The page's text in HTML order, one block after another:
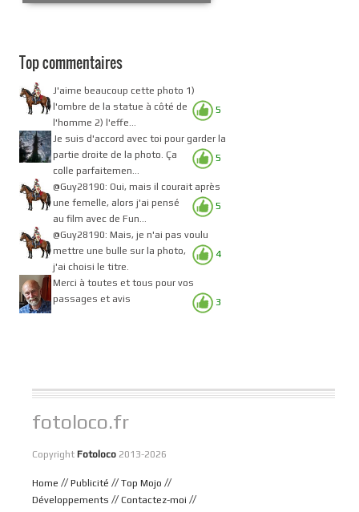
Top commentaires
5
J'aime beaucoup cette photo 1)
l'ombre de la statue à côté de
l'homme 2) l'effe...
5
Je suis d'accord avec toi pour garder la
partie droite de la photo. Ça
colle parfaitemen...
5
@Guy28190: Oui, mais il courait après
une femelle, alors j'ai pensé
au film avec de Fun...
4
@Guy28190: Mais, je n'ai pas voulu
mettre une bulle sur la photo,
j'ai choisi le titre.
3
Merci à toutes et tous pour vos
passages et avis
fotoloco.fr
Copyright Fotoloco 2013-2026
Home // Publicité // Top Mojo //
Développements // Contactez-moi //